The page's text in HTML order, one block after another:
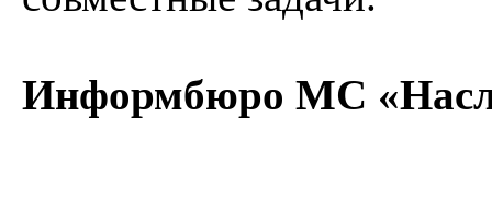
Информбюро МС